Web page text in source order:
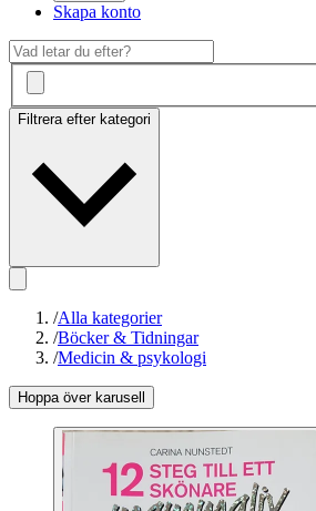
Skapa konto
Filtrera efter kategori
/Alla kategorier
/Böcker & Tidningar
/Medicin & psykologi
Hoppa över karusell